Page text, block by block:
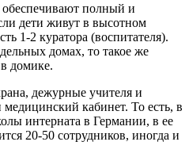
полный и
дети живут в высотном
1-2 куратора (воспитателя).
домах, то такое же
домике.
дежурные учителя и
кабинет. То есть, в
интерната в Германии, в ее
20-50 сотрудников, иногда и